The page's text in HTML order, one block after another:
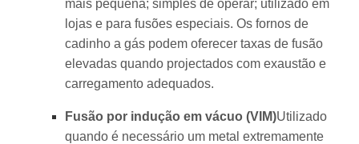
mais pequena; simples de operar; utilizado em
lojas e para fusões especiais. Os fornos de
cadinho a gás podem oferecer taxas de fusão
elevadas quando projectados com exaustão e
carregamento adequados.
Fusão por indução em vácuo (VIM)Utilizado
quando é necessário um metal extremamente